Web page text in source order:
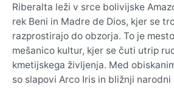
Riberalta leži v srce bolivijske
rek Beni in Madre de Dios, kjer se
razprostirajo do obzorja. To je
mešanico kultur, kjer se čuti utrip
kmetijskega življenja. Med
so slapovi Arco Iris in bližnji narodni